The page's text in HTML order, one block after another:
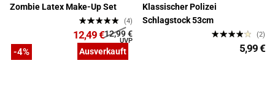
Zombie Latex Make-Up Set
(4)
12,49 €12,99 €
Ausverkauft
-4%
Klassischer Polizei
Schlagstock 53cm
(2)
5,99 €